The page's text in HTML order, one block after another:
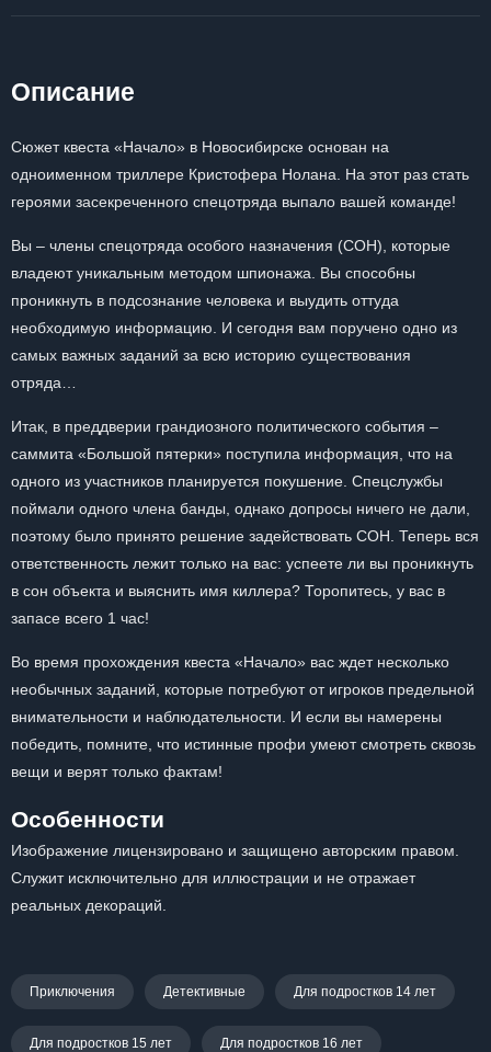
Описание
Сюжет квеста «Начало» в Новосибирске основан на
одноименном триллере Кристофера Нолана. На этот раз стать
героями засекреченного спецотряда выпало вашей команде!
Вы – члены спецотряда особого назначения (СОН), которые
владеют уникальным методом шпионажа. Вы способны
проникнуть в подсознание человека и выудить оттуда
необходимую информацию. И сегодня вам поручено одно из
самых важных заданий за всю историю существования
отряда…
Итак, в преддверии грандиозного политического события –
саммита «Большой пятерки» поступила информация, что на
одного из участников планируется покушение. Спецслужбы
поймали одного члена банды, однако допросы ничего не дали,
поэтому было принято решение задействовать СОН. Теперь вся
ответственность лежит только на вас: успеете ли вы проникнуть
в сон объекта и выяснить имя киллера? Торопитесь, у вас в
запасе всего 1 час!
Во время прохождения квеста «Начало» вас ждет несколько
необычных заданий, которые потребуют от игроков предельной
внимательности и наблюдательности. И если вы намерены
победить, помните, что истинные профи умеют смотреть сквозь
вещи и верят только фактам!
Особенности
Изображение лицензировано и защищено авторским правом.
Служит исключительно для иллюстрации и не отражает
реальных декораций.
Приключения Детективные Для подростков 14 лет
Для подростков 15 лет Для подростков 16 лет